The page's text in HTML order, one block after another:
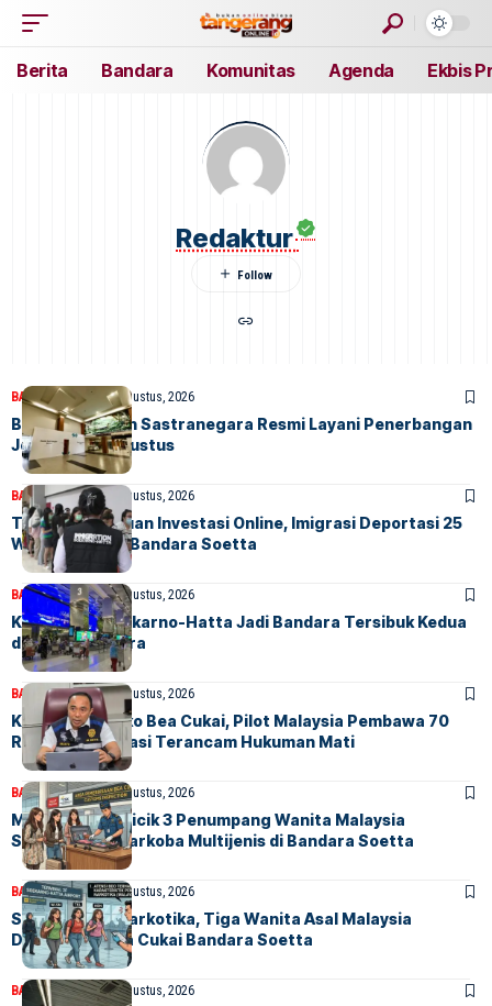
Berita Bandara Komunitas Agenda Ekbis
Redaktur
BANDARA BERITA7 Agustus, 2026
Bandara Husein Sastranegara Resmi Layani Penerbangan
Jet Mulai 14 Agustus
BANDARABERITA 7 Agustus, 2026
Terlibat Penipuan Investasi Online, Imigrasi Deportasi 25
WN Vietnam di Bandara Soetta
BANDARABERITA7 Agustus, 2026
Kian Sibuk, Soekarno-Hatta Jadi Bandara Tersibuk Kedua
di Asia Tenggara
BANDARABERITA6 Agustus, 2026
Kena Peta Risiko Bea Cukai, Pilot Malaysia Pembawa 70
Ribu Butir Ekstasi Terancam Hukuman Mati
BANDARABERITA6 Agustus, 2026
Menguak Trik Licik 3 Penumpang Wanita Malaysia
Selundupkan Narkoba Multijenis di Bandara Soetta
BANDARABERITA5 Agustus, 2026
Selundupkan Narkotika, Tiga Wanita Asal Malaysia
Diamankan Bea Cukai Bandara Soetta
BANDARABERITA4 Agustus, 2026